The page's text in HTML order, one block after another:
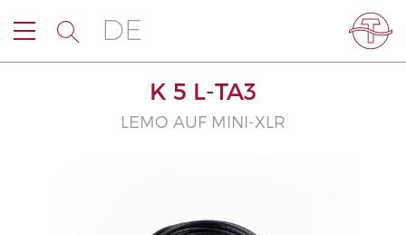
DE
K 5 L-TA3
LEMO AUF MINI-XLR